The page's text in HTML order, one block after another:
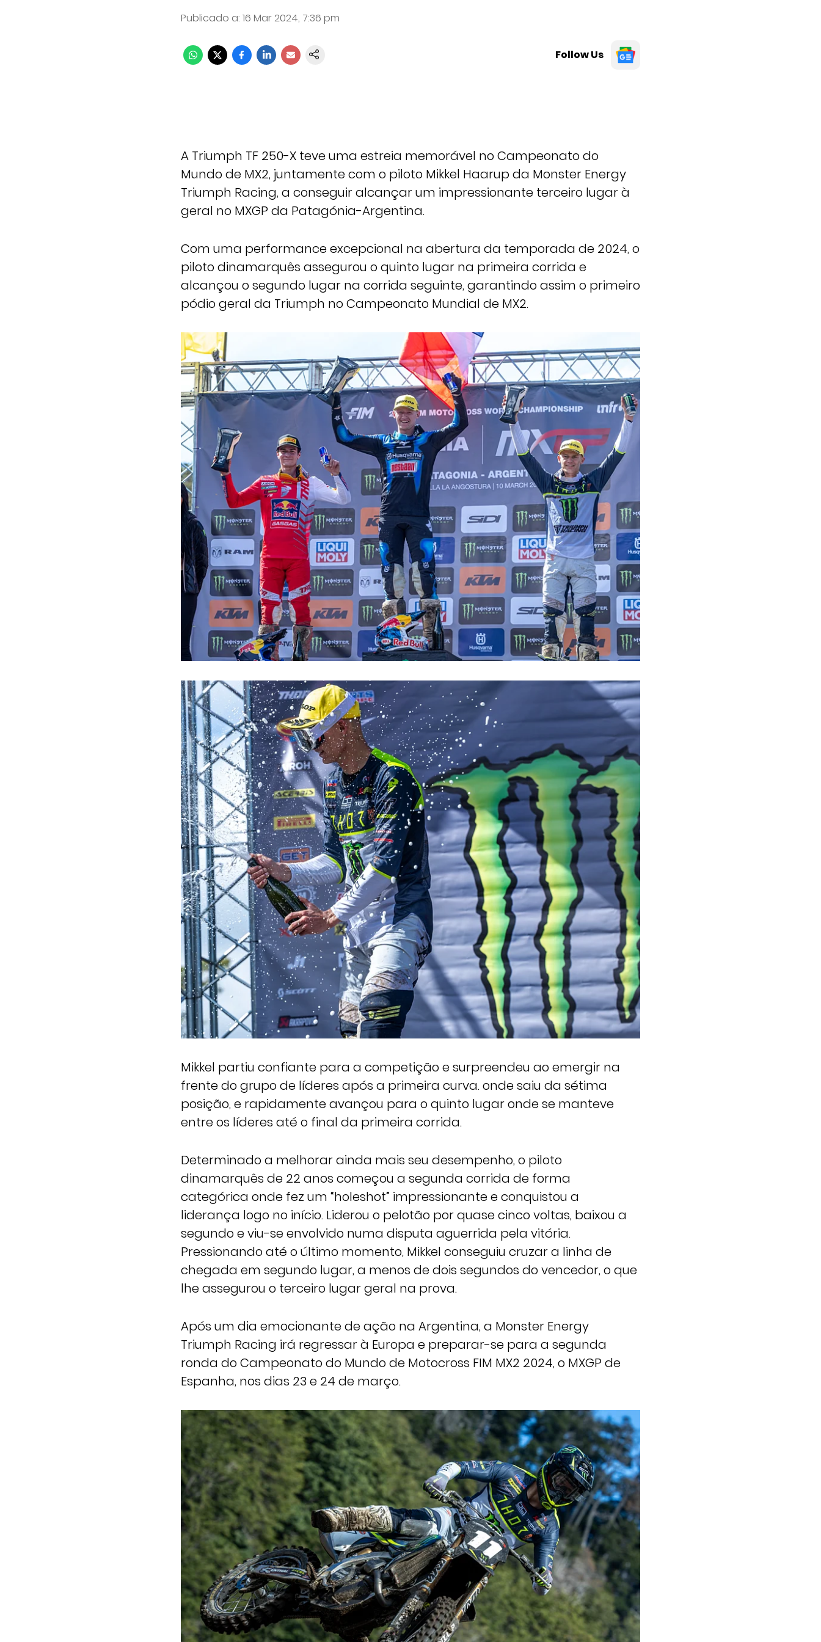
Publicado a: 16 Mar 2024, 7:36 pm
Follow Us
A Triumph TF 250-X teve uma estreia memorável no Campeonato do
Mundo de MX2, juntamente com o piloto Mikkel Haarup da Monster Energy
Triumph Racing, a conseguir alcançar um impressionante terceiro lugar à
geral no MXGP da Patagónia-Argentina.
Com uma performance excepcional na abertura da temporada de 2024, o
piloto dinamarquês assegurou o quinto lugar na primeira corrida e
alcançou o segundo lugar na corrida seguinte, garantindo assim o primeiro
pódio geral da Triumph no Campeonato Mundial de MX2.
Mikkel partiu confiante para a competição e surpreendeu ao emergir na
frente do grupo de líderes após a primeira curva. onde saiu da sétima
posição, e rapidamente avançou para o quinto lugar onde se manteve
entre os líderes até o final da primeira corrida.
Determinado a melhorar ainda mais seu desempenho, o piloto
dinamarquês de 22 anos começou a segunda corrida de forma
categórica onde fez um “holeshot” impressionante e conquistou a
liderança logo no início. Liderou o pelotão por quase cinco voltas, baixou a
segundo e viu-se envolvido numa disputa aguerrida pela vitória.
Pressionando até o último momento, Mikkel conseguiu cruzar a linha de
chegada em segundo lugar, a menos de dois segundos do vencedor, o que
lhe assegurou o terceiro lugar geral na prova.
Após um dia emocionante de ação na Argentina, a Monster Energy
Triumph Racing irá regressar à Europa e preparar-se para a segunda
ronda do Campeonato do Mundo de Motocross FIM MX2 2024, o MXGP de
Espanha, nos dias 23 e 24 de março.